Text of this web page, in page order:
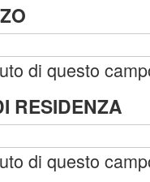
di questo
RESIDENZA
di questo